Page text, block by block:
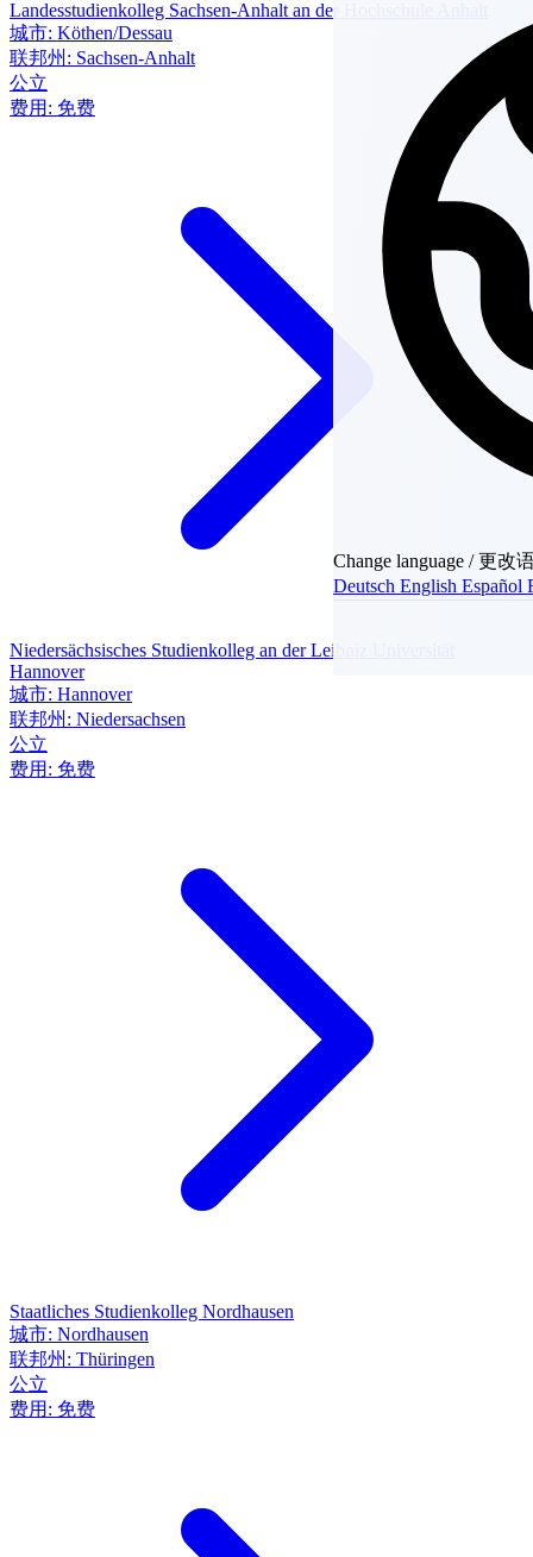
Change language / 更改
DeutschEnglishEspañol
Landesstudienkolleg Sachsen-Anhalt an der Hochschule Anhalt
城市: Köthen/Dessau
联邦州: Sachsen-Anhalt
公立
费用: 免费
Niedersächsisches Studienkolleg an der Leibniz Universität
Hannover
城市: Hannover
联邦州: Niedersachsen
公立
费用: 免费
Staatliches Studienkolleg Nordhausen
城市: Nordhausen
联邦州: Thüringen
公立
费用: 免费